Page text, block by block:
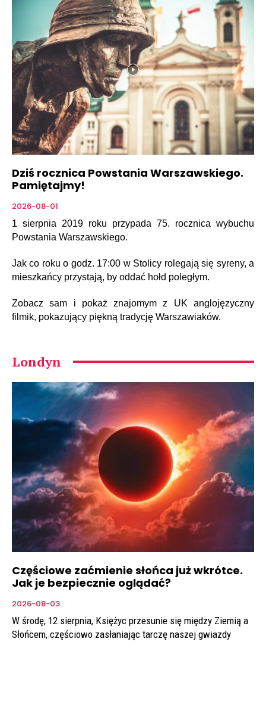
Dziś rocznica Powstania Warszawskiego.
Pamiętajmy!
2026-08-01
1 sierpnia 2019 roku przypada 75. rocznica wybuchu
Powstania Warszawskiego.
Jak co roku o godz. 17:00 w Stolicy rolegają się syreny, a
mieszkańcy przystają, by oddać hołd poległym.
Zobacz sam i pokaż znajomym z UK anglojęzyczny
filmik, pokazujący piękną tradycję Warszawiaków.
Londyn
Częściowe zaćmienie słońca już wkrótce.
Jak je bezpiecznie oglądać?
2026-08-03
W środę, 12 sierpnia, Księżyc przesunie się między Ziemią a
Słońcem, częściowo zasłaniając tarczę naszej gwiazdy